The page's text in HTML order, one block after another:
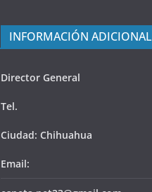
INFORMACIÓN ADICIONAL
Director General
Tel.
Ciudad: Chihuahua
Email: